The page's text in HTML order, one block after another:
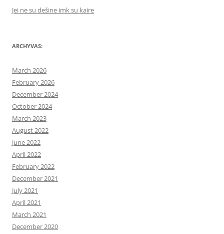
Jei ne su dešine imk su kaire
ARCHYVAS:
March 2026
February 2026
December 2024
October 2024
March 2023
August 2022
June 2022
April 2022
February 2022
December 2021
July 2021
April 2021
March 2021
December 2020